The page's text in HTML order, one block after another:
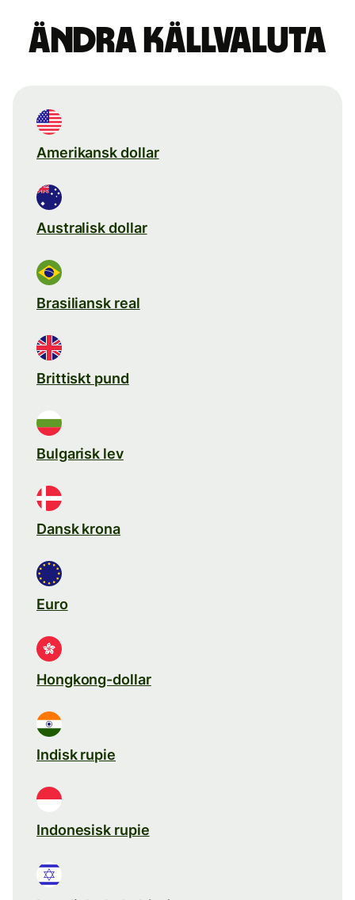
Ändra källvaluta
Amerikansk dollar
Australisk dollar
Brasiliansk real
Brittiskt pund
Bulgarisk lev
Dansk krona
Euro
Hongkong-dollar
Indisk rupie
Indonesisk rupie